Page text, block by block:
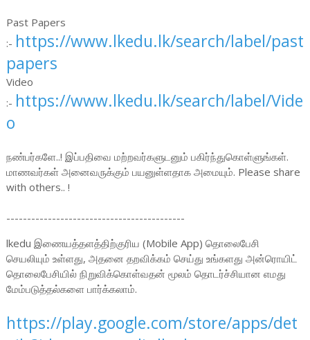
Past Papers
:- https://www.lkedu.lk/search/label/past
papers
Video
:- https://www.lkedu.lk/search/label/Vide
o
நண்பர்களே..! இப்பதிவை மற்றவர்களுடனும் பகிர்ந்துகொள்ளுங்கள்.
மாணவர்கள் அனைவருக்கும் பயனுள்ளதாக அமையும். Please share
with others.. !
-------------------------------------------
lkedu இணையத்தளத்திற்குரிய (Mobile App) தொலைபேசி
செயலியும் உள்ளது, அதனை தறவிக்கம் செய்து உங்களது அன்ரொயிட்
தொலைபேசியில் நிறுவிக்கொள்வதன் மூலம் தொடர்ச்சியான எமது
மேம்படுத்தல்களை பார்க்கலாம்.
https://play.google.com/store/apps/det